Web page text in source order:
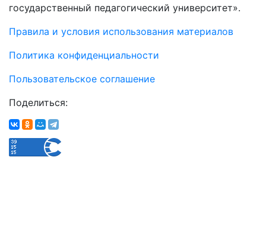
государственный педагогический университет».
Правила и условия использования материалов
Политика конфиденциальности
Пользовательское соглашение
Поделиться: